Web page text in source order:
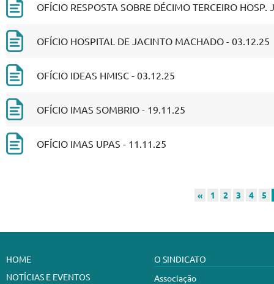
OFÍCIO RESPOSTA SOBRE DÉCIMO TERCEIRO
OFÍCIO HOSPITAL DE JACINTO MACHADO - 03.12.25
OFÍCIO IDEAS HMISC - 03.12.25
OFÍCIO IMAS SOMBRIO - 19.11.25
OFÍCIO IMAS UPAS - 11.11.25
« 1 2 3 4 5
HOME
NOTÍCIAS E EVENTOS
O SINDICATO
Associação